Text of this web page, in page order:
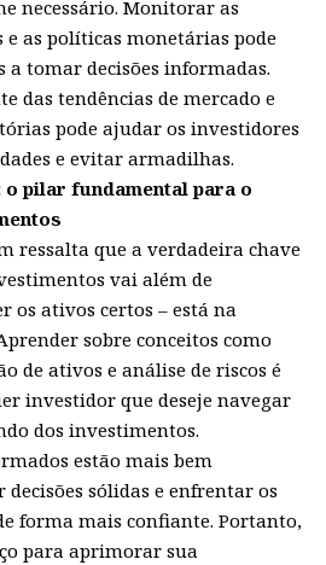
necessário. Monitorar as
e as políticas monetárias pode
tomar decisões informadas.
das tendências de mercado e
pode ajudar os investidores
e evitar armadilhas.
o pilar fundamental para o
ressalta que a verdadeira chave
vai além de
os ativos certos – está na
sobre conceitos como
de ativos e análise de riscos é
investidor que deseje navegar
dos investimentos.
estão mais bem
sólidas e enfrentar os
forma mais confiante. Portanto,
para aprimorar sua